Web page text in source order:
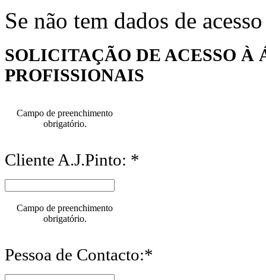
Se não tem dados de
SOLICITAÇÃO DE ACESSO À
PROFISSIONAIS
Campo de preenchimento
obrigatório.
Cliente A.J.Pinto: *
Campo de preenchimento
obrigatório.
Pessoa de Contacto:*